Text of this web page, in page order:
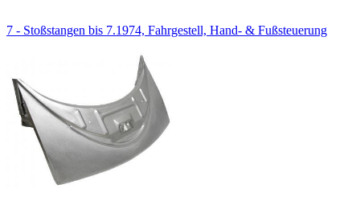
7 - Stoßstangen bis 7.1974, Fahrgestell, Hand- & Fußsteuerung